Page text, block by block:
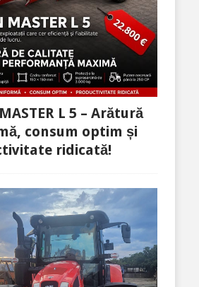
L 5 – Arătură
consum optim și
ridicată!